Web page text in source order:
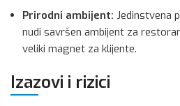
Prirodni ambijent: Jedinstvena
nudi savršen ambijent za
veliki magnet za klijente.
Izazovi i rizici